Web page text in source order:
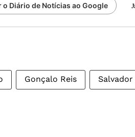
Diário de Notícias ao Google
Gonçalo Reis